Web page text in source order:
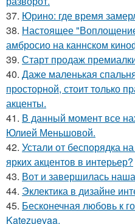
37. Юрино: где время
38. Настоящее
амбросио на каннском
39. Старт продаж
40. Даже маленькая
просторной, стоит только
акценты.
41. В данный момент все
Юлией Меньшовой.
42. Устали от беспорядка
ярких акцентов в интерьер?
43. Вот и завершилась
44. Эклектика в дизайне
45. Бесконечная любовь к
Katezuevaa.